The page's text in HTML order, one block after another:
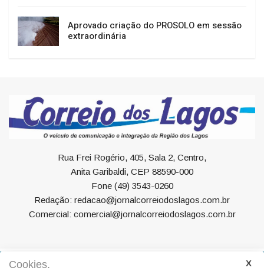
Aprovado criação do PROSOLO em sessão
extraordinária
Rua Frei Rogério, 405, Sala 2, Centro,
Anita Garibaldi, CEP 88590-000
Fone (49) 3543-0260
Redação: redacao@jornalcorreiodoslagos.com.br
Comercial: comercial@jornalcorreiodoslagos.com.br
Cookies.